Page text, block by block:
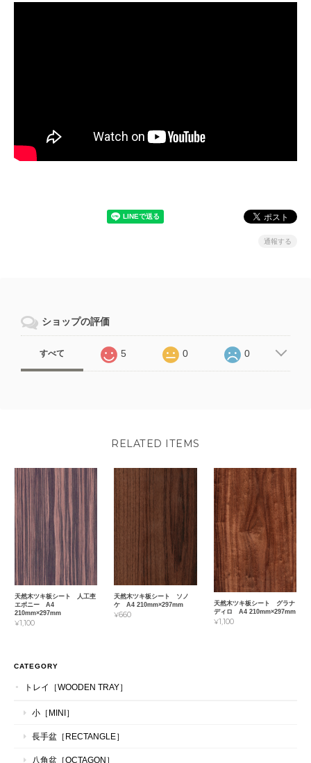
通報する
ショップの評価
すべて 5 0 0
RELATED ITEMS
天然木ツキ板シート 人工杢
エボニー A4
210mm×297mm
¥1,100
天然木ツキ板シート ソノ
ケ A4 210mm×297mm
¥660
天然木ツキ板シート グラナ
ディロ A4 210mm×297mm
¥1,100
CATEGORY
トレイ［WOODEN TRAY］
小［MINI］
長手盆［RECTANGLE］
八角盆［OCTAGON］